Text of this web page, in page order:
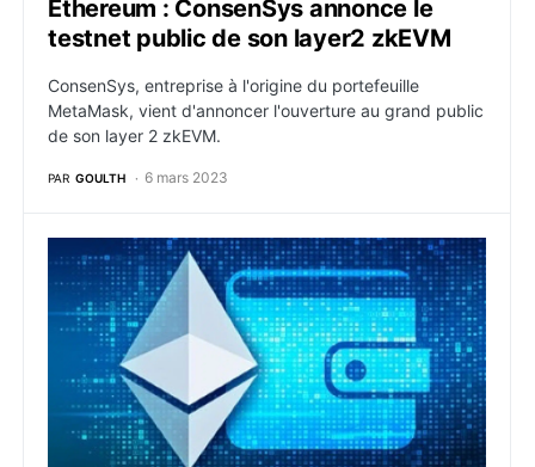
Ethereum : ConsenSys annonce le
testnet public de son layer2 zkEVM
ConsenSys, entreprise à l'origine du portefeuille
MetaMask, vient d'annoncer l'ouverture au grand public
de son layer 2 zkEVM.
PAR GOULTH 6 mars 2023
Ethereum : L’Account Abstraction fait son apparition